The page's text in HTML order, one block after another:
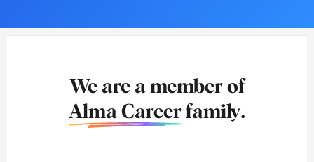
We are a member of
Alma Career family.